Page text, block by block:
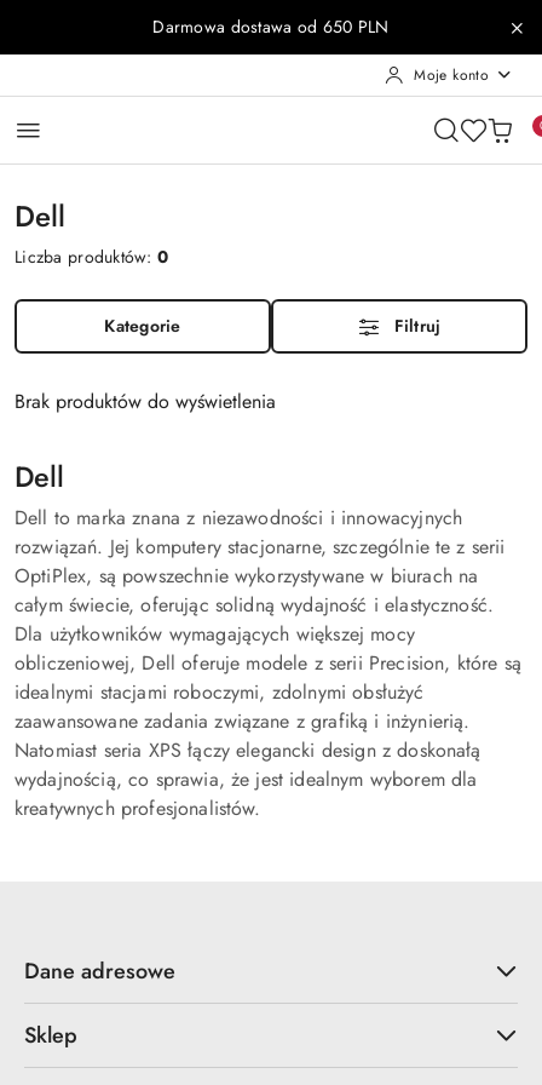
Przejdź do treści głównej
Przejdź do wyszukiwarki
Przejdź do moje konto
Przejdź do menu głównego
Przejdź do stopkiDarmowa dostawa od 650 PLN
Moje konto
Dell
Liczba produktów:0
Kategorie Filtruj
Brak produktów do wyświetlenia
Dell
Dell to marka znana z niezawodności i innowacyjnych
rozwiązań. Jej komputery stacjonarne, szczególnie te z serii
OptiPlex, są powszechnie wykorzystywane w biurach na
całym świecie, oferując solidną wydajność i elastyczność.
Dla użytkowników wymagających większej mocy
obliczeniowej, Dell oferuje modele z serii Precision, które są
idealnymi stacjami roboczymi, zdolnymi obsłużyć
zaawansowane zadania związane z grafiką i inżynierią.
Natomiast seria XPS łączy elegancki design z doskonałą
wydajnością, co sprawia, że jest idealnym wyborem dla
kreatywnych profesjonalistów.
Dane adresowe
Sklep